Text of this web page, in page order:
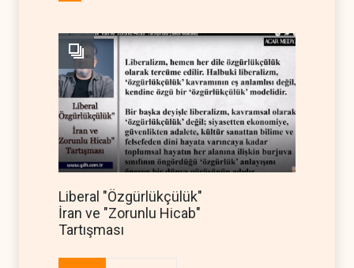
Liberal "Özgürlükçülük"
İran ve "Zorunlu Hicab"
Tartışması